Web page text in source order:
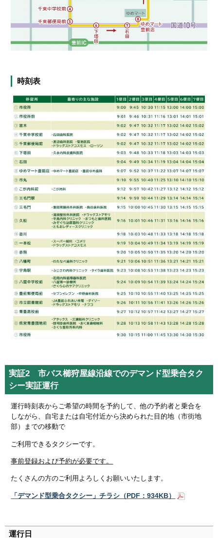
時刻表
実証2 市バス櫛狩屋線沿線でのデマンド型乗合タク
シー実証運行
運行時刻表からご希望の時間を予約して、他の予約者と乗合を
しながら、自宅または自宅付近から決められた目的地（市街地
部）までの移動で
ご利用できるタクシーです。
事前登録および予約が必要です。
たくさんの方のご利用よろしくお願いいたします。
「デマンド型乗合タクシー」チラシ（PDF：934KB）
運行日